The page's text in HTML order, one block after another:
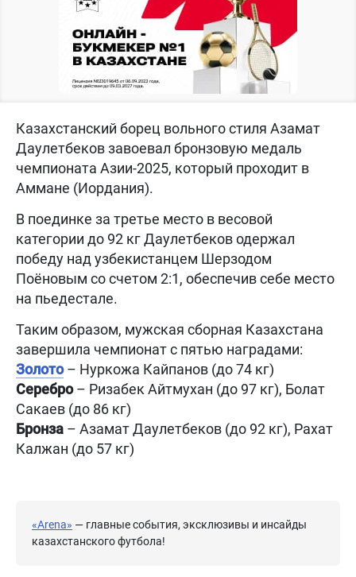
Казахстанский борец вольного стиля Азамат
Даулетбеков завоевал бронзовую медаль
чемпионата Азии-2025, который проходит в
Аммане (Иордания).
В поединке за третье место в весовой
категории до 92 кг Даулетбеков одержал
победу над узбекистанцем Шерзодом
Поёновым со счетом 2:1, обеспечив себе место
на пьедестале.
Таким образом, мужская сборная Казахстана
завершила чемпионат с пятью наградами:
Золото– Нуркожа Кайпанов (до 74 кг)
Серебро– Ризабек Айтмухан (до 97 кг), Болат
Сакаев (до 86 кг)
Бронза – Азамат Даулетбеков (до 92 кг), Рахат
Калжан (до 57 кг)
«Arena» — главные события, эксклюзивы и инсайды
казахстанского футбола!